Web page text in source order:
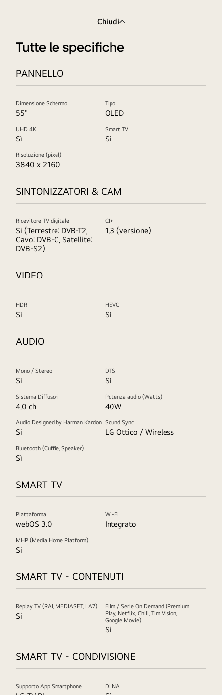
Chiudi
Tutte le specifiche
PANNELLO
Dimensione Schermo
55"
Tipo
OLED
UHD 4K
Sì
Smart TV
Sì
Risoluzione (pixel)
3840 x 2160
SINTONIZZATORI & CAM
Ricevitore TV digitale
Si (Terrestre: DVB-T2,
Cavo: DVB-C, Satellite:
DVB-S2)
CI+
1.3 (versione)
VIDEO
HDR
Sì
HEVC
Sì
AUDIO
Mono / Stereo
Sì
DTS
Sì
Sistema Diffusori
4.0 ch
Potenza audio (Watts)
40W
Audio Designed by Harman Kardon
Si
Sound Sync
LG Ottico / Wireless
Bluetooth (Cuffie, Speaker)
Sì
SMART TV
Piattaforma
webOS 3.0
Wi-Fi
Integrato
MHP (Media Home Platform)
Si
SMART TV - CONTENUTI
Replay TV (RAI, MEDIASET, LA7)
Si
Film / Serie On Demand (Premium
Play, Netflix, Chili, Tim Vision,
Google Movie)
Si
SMART TV - CONDIVISIONE
Supporto App Smartphone DLNA